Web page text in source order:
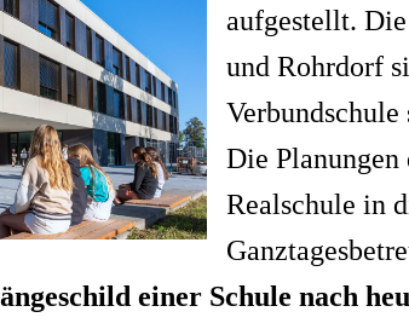
aufgestellt.
und Rohrdorf
Die Planungen
Realschule in
einer Schule nach